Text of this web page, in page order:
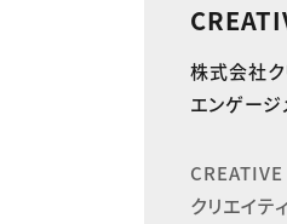
株式会社ク
エンゲージ
クリエイテ